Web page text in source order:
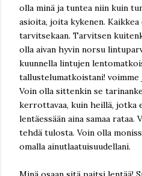
olla minä ja tuntea niin kuin
asioita, joita kykenen. Kaikkea
tarvitsekaan. Tarvitsen
olla aivan hyvin norsu
kuunnella lintujen
tallustelumatkoistani! voimme
Voin olla sittenkin se
kerrottavaa, kuin heillä, jotka
lentäessään aina samaa
tehdä tulosta. Voin olla
omalla ainutlaatuisuudellani.